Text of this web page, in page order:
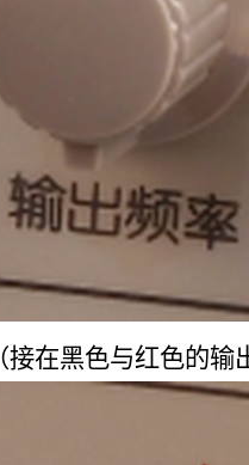
在黑色与红色的输